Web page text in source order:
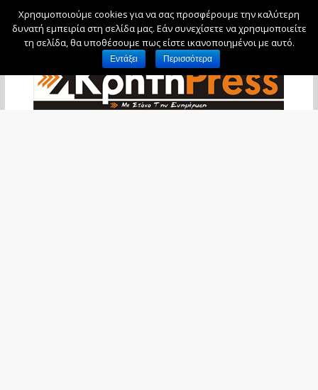
Δευτέρα, 10 Αυγούστου, 2026
Χρησιμοποιούμε cookies για να σας προσφέρουμε την καλύτερη
δυνατή εμπειρία στη σελίδα μας. Εάν συνεχίσετε να χρησιμοποιείτε
τη σελίδα, θα υποθέσουμε πως είστε ικανοποιημένοι με αυτό.
Εντάξει Περισσότερα